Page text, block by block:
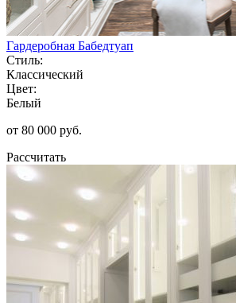
Гардеробная Бабедтуап
Стиль:
Классический
Цвет:
Белый
от 80 000 руб.
Рассчитать